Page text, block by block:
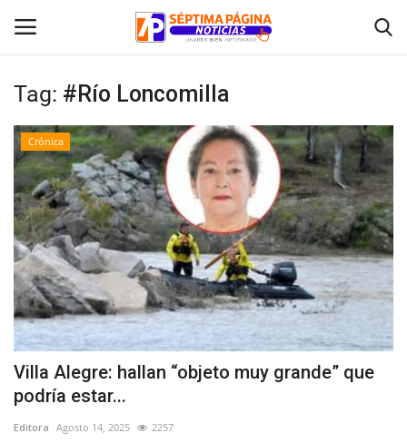
Inicio
Crónica
Policial
Tribunales
Deporte
Política
Espectáculos
Tag: #Río Loncomilla
Crónica
Villa Alegre: hallan “objeto muy grande” que
podría estar...
Editora Agosto 14, 2025 2257